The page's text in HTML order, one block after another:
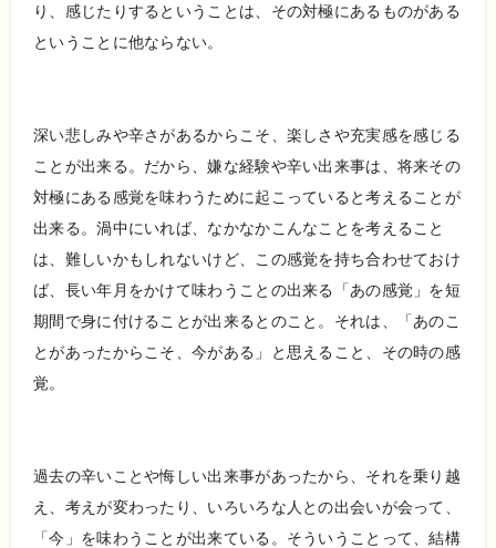
り、感じたりするということは、その対極にあるものがある
ということに他ならない。
深い悲しみや辛さがあるからこそ、楽しさや充実感を感じる
ことが出来る。だから、嫌な経験や辛い出来事は、将来その
対極にある感覚を味わうために起こっていると考えることが
出来る。渦中にいれば、なかなかこんなことを考えること
は、難しいかもしれないけど、この感覚を持ち合わせておけ
ば、長い年月をかけて味わうことの出来る「あの感覚」を短
期間で身に付けることが出来るとのこと。それは、「あのこ
とがあったからこそ、今がある」と思えること、その時の感
覚。
過去の辛いことや悔しい出来事があったから、それを乗り越
え、考えが変わったり、いろいろな人との出会いが会って、
「今」を味わうことが出来ている。そういうことって、結構